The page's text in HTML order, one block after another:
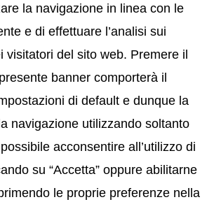
la navigazione in linea con le
e di effettuare l’analisi sui
visitatori del sito web. Premere il
banner comporterà il
di default e dunque la
navigazione utilizzando soltanto
acconsentire all’utilizzo di
su “Accetta” oppure abilitarne
le proprie preferenze nella